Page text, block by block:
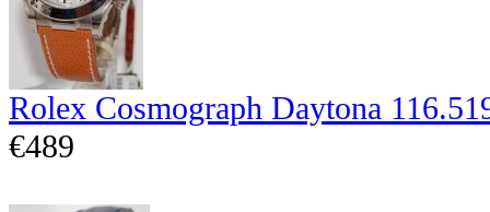
Rolex Cosmograph Daytona
€489